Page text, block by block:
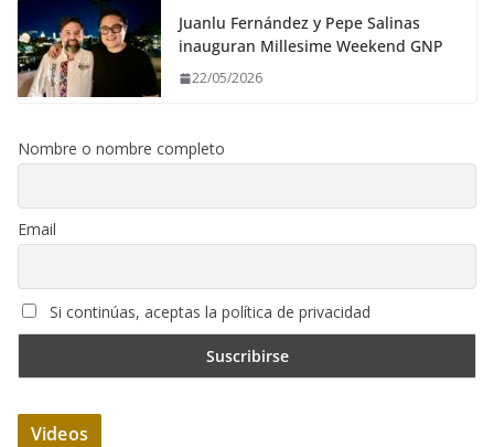
Juanlu Fernández y Pepe Salinas
inauguran Millesime Weekend GNP
22/05/2026
Nombre o nombre completo
Email
Si continúas, aceptas la política de privacidad
Videos